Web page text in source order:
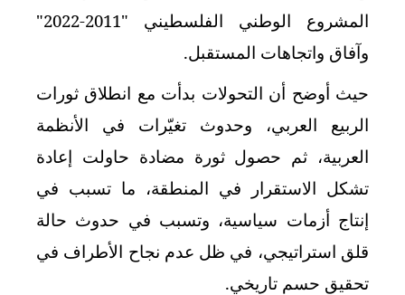
المشروع الوطني الفلسطيني "2011-2022"
وآفاق واتجاهات المستقبل.
حيث أوضح أن التحولات بدأت مع انطلاق ثورات
الربيع العربي، وحدوث تغيّرات في الأنظمة
العربية، ثم حصول ثورة مضادة حاولت إعادة
تشكل الاستقرار في المنطقة، ما تسبب في
إنتاج أزمات سياسية، وتسبب في حدوث حالة
قلق استراتيجي، في ظل عدم نجاح الأطراف في
تحقيق حسم تاريخي.